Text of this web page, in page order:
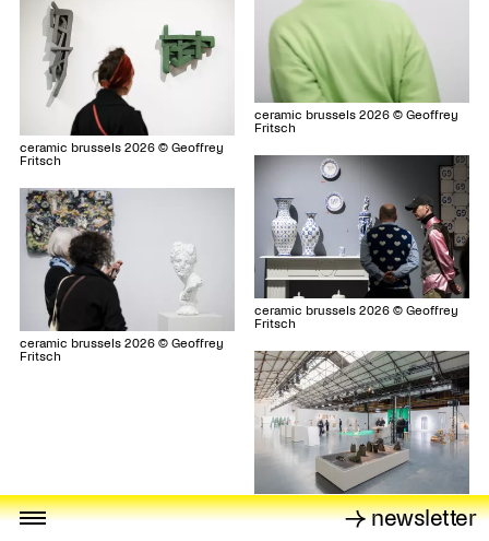
→ newsletter
ceramic brussels 2026 © Geoffrey
Fritsch
ceramic brussels 2026 © Geoffrey
Fritsch
ceramic brussels 2026 © Geoffrey
Fritsch
ceramic brussels 2026 © Geoffrey
Fritsch
ceramic brussels 2026 © Martin
Pilette Prod